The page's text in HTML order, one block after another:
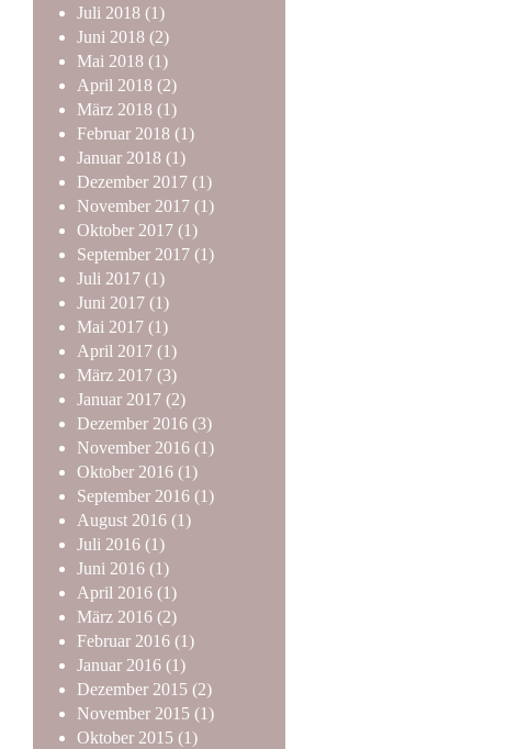
Juli 2018 (1)
Juni 2018 (2)
Mai 2018 (1)
April 2018 (2)
März 2018 (1)
Februar 2018 (1)
Januar 2018 (1)
Dezember 2017 (1)
November 2017 (1)
Oktober 2017 (1)
September 2017 (1)
Juli 2017 (1)
Juni 2017 (1)
Mai 2017 (1)
April 2017 (1)
März 2017 (3)
Januar 2017 (2)
Dezember 2016 (3)
November 2016 (1)
Oktober 2016 (1)
September 2016 (1)
August 2016 (1)
Juli 2016 (1)
Juni 2016 (1)
April 2016 (1)
März 2016 (2)
Februar 2016 (1)
Januar 2016 (1)
Dezember 2015 (2)
November 2015 (1)
Oktober 2015 (1)